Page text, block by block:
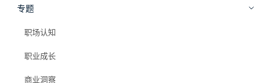
专题
职场认知
职业成长
商业洞察
一个个体户发的大数据开发岗位，为
什么会涌来近 200 条私信？
Elazer (石头)
2026年5月11日